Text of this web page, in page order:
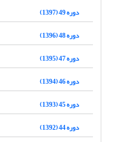
دوره 49 (1397)
دوره 48 (1396)
دوره 47 (1395)
دوره 46 (1394)
دوره 45 (1393)
دوره 44 (1392)